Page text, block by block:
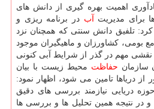
اهمیت بهره گیری از دانش های
برای مدیریت آب در برنامه ریزی و
تلفیق دانش سنتی كه همچنان نزد
بومی، كشاورزان و ماهیگیران موجود
مهم در گذر از شرایط آبی كنونی
سازمان حفاظت محیط زیست با بیان
كشور از دریاها تامین می شود، اظهار نمود:
دریایی نیازمند بررسی های دقیق
نتیجه همین تحلیل ها و بررسی ها